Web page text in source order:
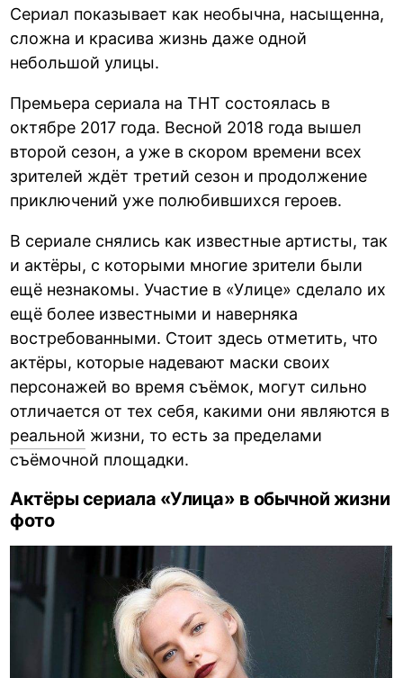
Сериал показывает как необычна, насыщенна,
сложна и красива жизнь даже одной
небольшой улицы.
Премьера сериала на ТНТ состоялась в
октябре 2017 года. Весной 2018 года вышел
второй сезон, а уже в скором времени всех
зрителей ждёт третий сезон и продолжение
приключений уже полюбившихся героев.
В сериале снялись как известные артисты, так
и актёры, с которыми многие зрители были
ещё незнакомы. Участие в «Улице» сделало их
ещё более известными и наверняка
востребованными. Стоит здесь отметить, что
актёры, которые надевают маски своих
персонажей во время съёмок, могут сильно
отличается от тех себя, какими они являются в
реальной жизни, то есть за пределами
съёмочной площадки.
Актёры сериала «Улица» в обычной жизни
фото